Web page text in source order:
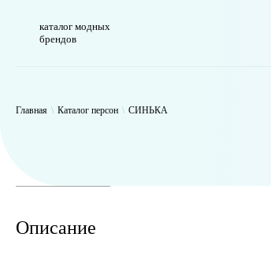
каталог модных
брендов
Главная \ Каталог персон \ СИНЬКА
Описание